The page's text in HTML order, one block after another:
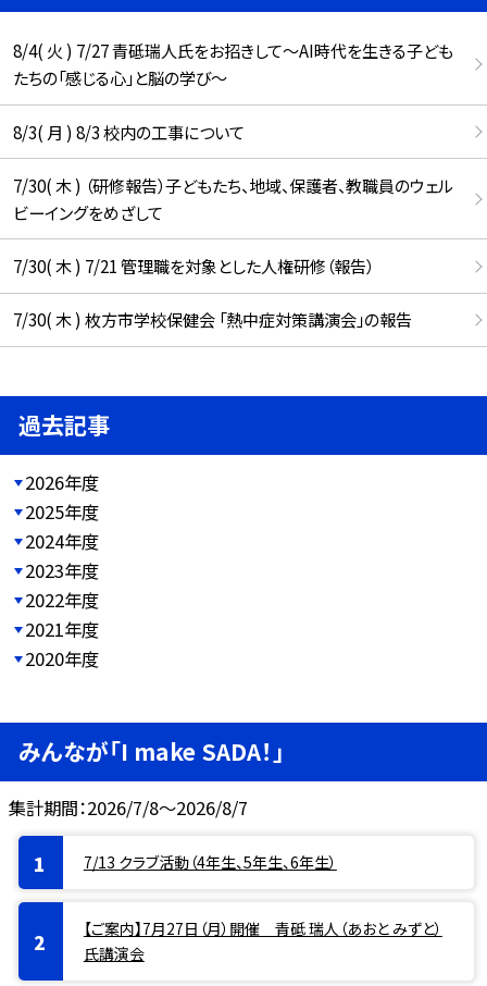
8/4( 火 ) 7/27 青砥瑞人氏をお招きして〜AI時代を生きる子ども
たちの「感じる心」と脳の学び〜
8/3( 月 ) 8/3 校内の工事について
7/30( 木 ) （研修報告）子どもたち、地域、保護者、教職員のウェル
ビーイングをめざして
7/30( 木 ) 7/21 管理職を対象とした人権研修（報告）
7/30( 木 ) 枚方市学校保健会 「熱中症対策講演会」の報告
過去記事
2026年度
2025年度
2024年度
2023年度
2022年度
2021年度
2020年度
みんなが「I make SADA！」
集計期間：2026/7/8～2026/8/7
7/13 クラブ活動（4年生、5年生、6年生）
【ご案内】7月27日（月）開催 青砥 瑞人（あおと みずと）
氏講演会